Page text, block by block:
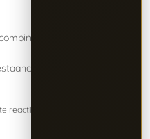
met andere
metabole of gastro-
reacties of twijfel is medische